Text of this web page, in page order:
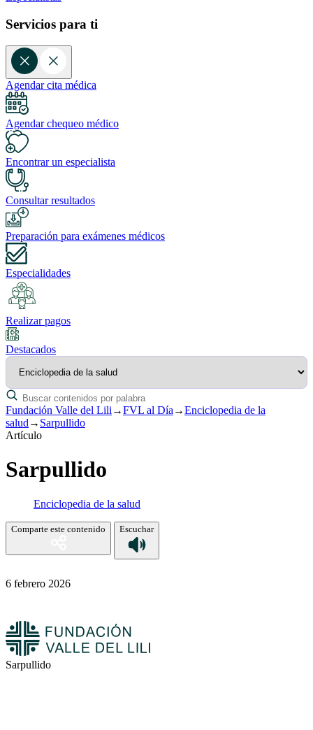
Servicios para ti
Agendar cita médica
Agendar chequeo médico
Encontrar un especialista
Consultar resultados
Preparación para exámenes médicos
Especialidades
Realizar pagos
Destacados
Fundación Valle del Lili →FVL al Día →Enciclopedia de la
salud → Sarpullido
Artículo
Sarpullido
Enciclopedia de la salud
Comparte este contenido Escuchar
6 febrero 2026
Sarpullido